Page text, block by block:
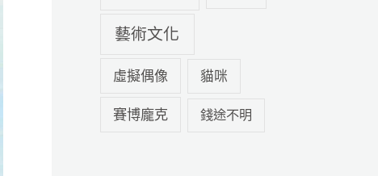
藝術文化
虛擬偶像 貓咪
賽博龐克 錢途不明